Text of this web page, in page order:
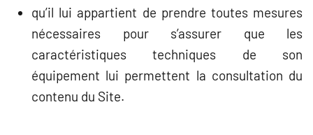
qu’il lui appartient de prendre toutes mesures
nécessaires pour s’assurer que les
caractéristiques techniques de son
équipement lui permettent la consultation du
contenu du Site.